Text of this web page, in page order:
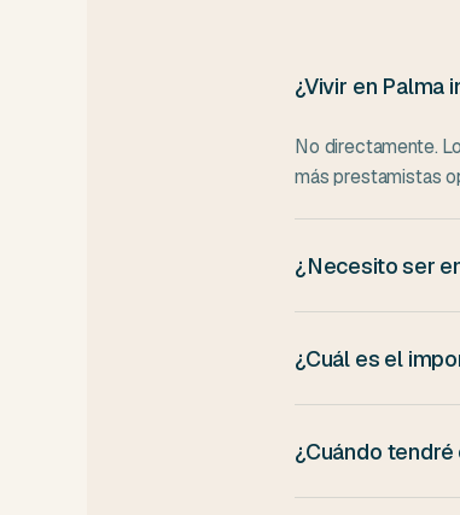
¿Vivir en Palma
No directamente.
más prestamistas
¿Necesito ser
empadronado en
¿Cuál es el
restrictivos según
¿Cuándo tendré